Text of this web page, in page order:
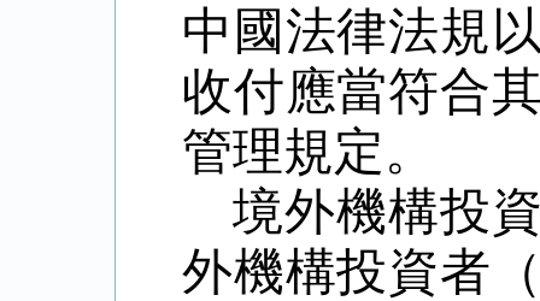
中國法律法規
收付應當符合
管理規定。
境外機構投
外機構投資者